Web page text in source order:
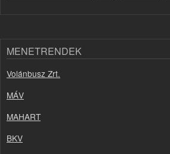
MENETRENDEK
Volánbusz Zrt.
MÁV
MAHART
BKV